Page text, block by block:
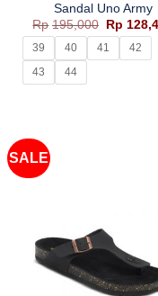
Sandal Uno Army
Rp 195,000
Harga
aslinya
adalah:
Rp
39 40 41
42
43
44
SALE